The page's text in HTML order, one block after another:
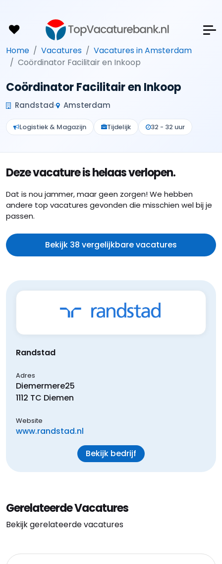
Home Vacatures
Vacatures in Amsterdam
Coördinator Facilitair en Inkoop
Coördinator Facilitair en Inkoop
Randstad Amsterdam
Logistiek & Magazijn Tijdelijk 32 - 32 uur
Deze vacature is helaas verlopen.
Dat is nou jammer, maar geen zorgen! We hebben
andere top vacatures gevonden die misschien wel bij je
passen.
Bekijk 38 vergelijkbare vacatures
Randstad
Adres
Diemermere25
1112 TC Diemen
Website
www.randstad.nl
Bekijk bedrijf
Gerelateerde Vacatures
Bekijk gerelateerde vacatures